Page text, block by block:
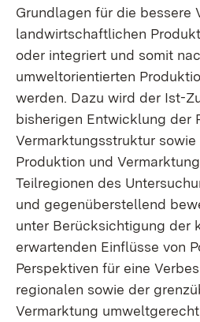
Grundlagen für die bessere
landwirtschaftlichen
oder integriert und somit
umweltorientierten
werden. Dazu wird der Ist-
bisherigen Entwicklung der
Vermarktungsstruktur
Produktion und
Teilregionen des
und gegenüberstellend
unter Berücksichtigung der
erwartenden Einflüsse von
Perspektiven für eine
regionalen sowie der
Vermarktung